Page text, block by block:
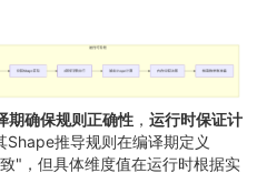
期确保规则正确性 ， 运行时保证计
Shape推导规则在编译期定义
"，但具体维度值在运行时根据实